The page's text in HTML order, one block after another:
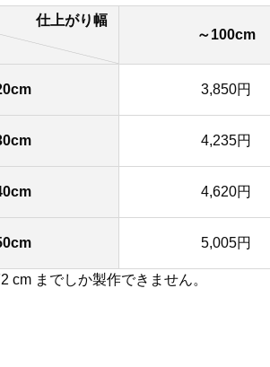
仕上がり幅
～100cm
3,850円
4,235円
4,620円
5,005円
cm までしか製作できません。